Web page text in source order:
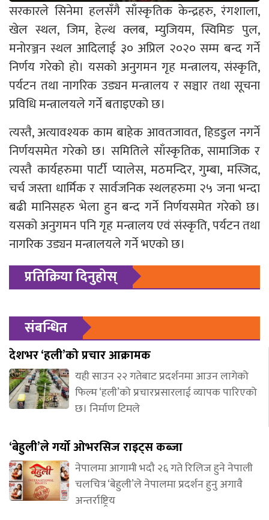
सरकारले सिनेमा हलसँगै साँस्कृतिक केन्द्रहरु, रंगशाला,
खेल स्थल, जिम, हेल्थ क्लब, म्युजियम, स्विमिङ पुल,
मनोरञ्जन स्थल आदिलाई ३० अप्रिल २०२० सम्म बन्द गर्ने
निर्णय गरेको हो। यसको अनुगमन गृह मन्त्रालय, संस्कृति,
पर्यटन तथा नागरिक उड्यन मन्त्रालय र सञ्चार तथा सूचना
प्रविधि मन्त्रालयले गर्ने बताइएको छ।
त्यस्तै, अत्यावश्यक काम बाहेक आवतजावत, हिडडुल नगर्ने
निर्णयसमेत गरेको छ। समितिले साँस्कृतिक, सामाजिक र
त्यस्तै कार्यहरुमा पार्टी प्यालेस, मठमन्दिर, गुम्बा, मस्जिद,
चर्च जस्ता धार्मिक र सार्वजनिक स्थलहरुमा २५ जना भन्दा
बढी मानिसहरु भेला हुन बन्द गर्ने निर्णयसमेत गरेको छ।
यसको अनुगमन पनि गृह मन्त्रालय एवं संस्कृति, पर्यटन तथा
नागरिक उड्यन मन्त्रालयले गर्ने भएको छ।
प्रतिक्रिया दिनुहोस्
संबन्धित
देशभर ‘हली’को प्रचार आक्रामक
यही साउन २२ गतेबाट प्रदर्शनमा आउन लागेको
फिल्म ‘हली’को प्रचारप्रसारलाई व्यापक पारिएको
छ। निर्माण टिमले
‘बेहुली’ले गर्यो ओभरसिज राइट्स कब्जा
नेपालमा आगामी भदौ २६ गते रिलिज हुने नेपाली
चलचित्र ‘बेहुली’ले नेपालमा प्रदर्शन हुनु अगावै
अन्तर्राष्ट्रिय